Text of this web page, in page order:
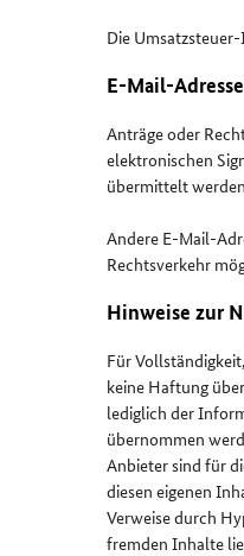
Die
E-Mail-
Anträge oder
elektronischen
übermittelt
Andere E-Mail-
Rechtsverkehr
Hinweise zur
Für
keine Haftung
lediglich der
übernommen
Anbieter sind für
diesen eigenen
Verweise durch
fremden Inhalte